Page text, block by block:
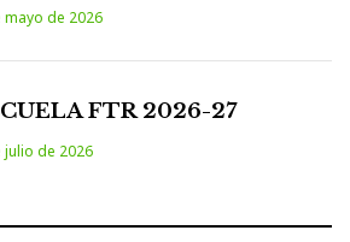
mayo de 2026
FTR 2026-27
julio de 2026